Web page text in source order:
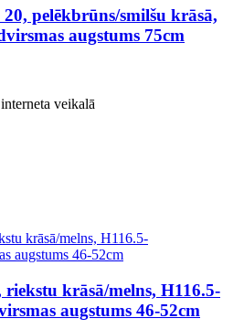
pelēkbrūns/smilšu krāsā,
augstums 75cm
veikalā
krāsā/melns, H116.5-
augstums 46-52cm